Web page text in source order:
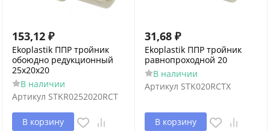
153,12 ₽
Ekoplastik ППР тройник
обоюдно редукционный
25x20x20
В наличии
Артикул STKR0252020RCT
В корзину
31,68 ₽
Ekoplastik ППР тройник
равнопроходной 20
В наличии
Артикул STK020RCTX
В корзину